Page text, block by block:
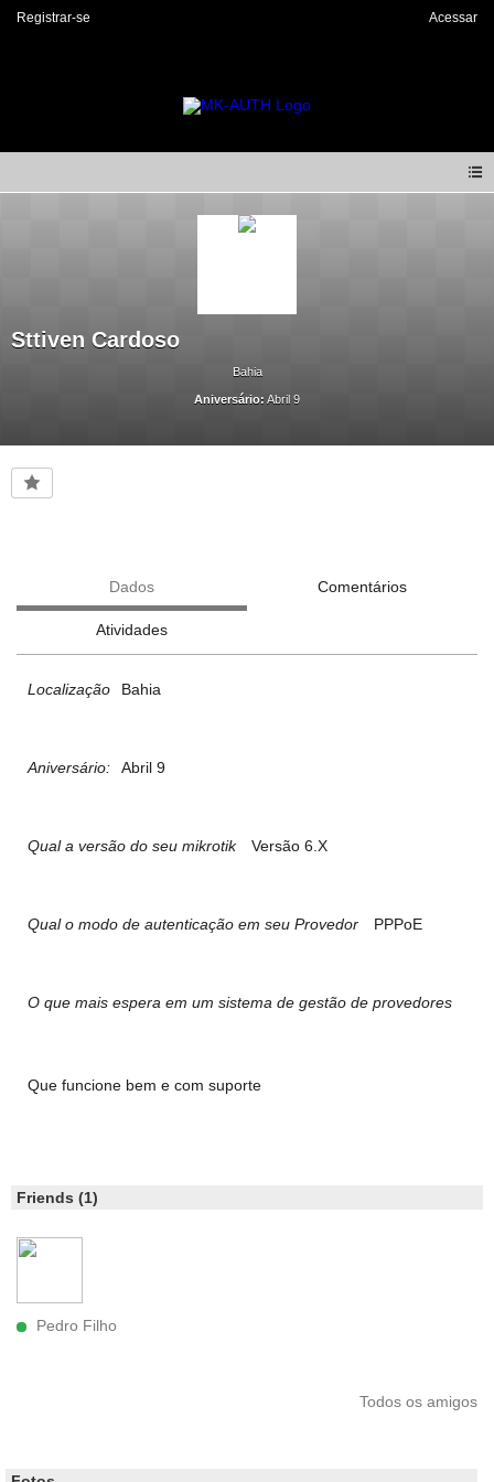
Registrar-se Acessar
Sttiven Cardoso
Bahia
Aniversário: Abril 9
Dados Comentários
Atividades
Localização Bahia
Aniversário: Abril 9
Qual a versão do seu mikrotik Versão 6.X
Qual o modo de autenticação em seu Provedor PPPoE
O que mais espera em um sistema de gestão de provedores
Que funcione bem e com suporte
Friends (1)
Pedro Filho
Todos os amigos